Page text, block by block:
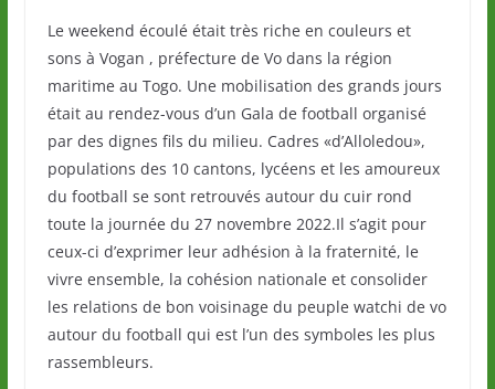
Le weekend écoulé était très riche en couleurs et
sons à Vogan , préfecture de Vo dans la région
maritime au Togo. Une mobilisation des grands jours
était au rendez-vous d’un Gala de football organisé
par des dignes fils du milieu. Cadres «d’Alloledou»,
populations des 10 cantons, lycéens et les amoureux
du football se sont retrouvés autour du cuir rond
toute la journée du 27 novembre 2022.Il s’agit pour
ceux-ci d’exprimer leur adhésion à la fraternité, le
vivre ensemble, la cohésion nationale et consolider
les relations de bon voisinage du peuple watchi de vo
autour du football qui est l’un des symboles les plus
rassembleurs.